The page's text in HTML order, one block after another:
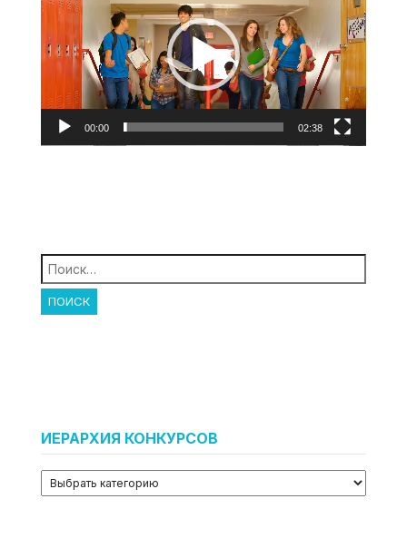
00:00 02:38
Найти:
ИЕРАРХИЯ КОНКУРСОВ